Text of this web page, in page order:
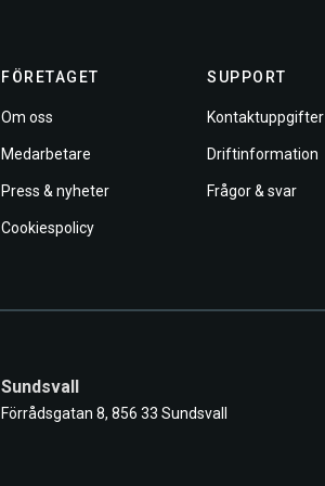
FÖRETAGET
Om oss
Medarbetare
Press & nyheter
Cookiespolicy
SUPPORT
Kontaktuppgifter
Driftinformation
Frågor & svar
Sundsvall
Förrådsgatan 8, 856 33 Sundsvall